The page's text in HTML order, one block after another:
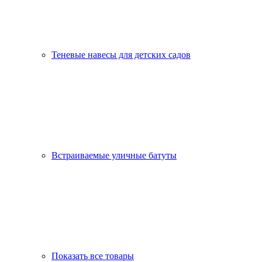
Теневые навесы для детских садов
Встраиваемые уличные батуты
Показать все товары